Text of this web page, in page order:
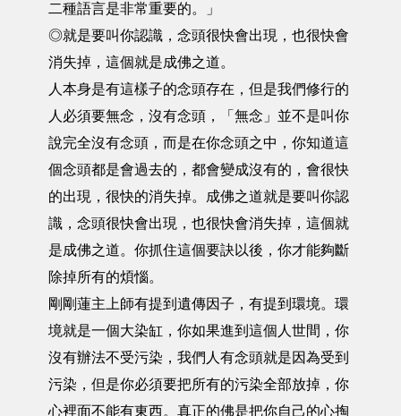
二種語言是非常重要的。」
◎就是要叫你認識，念頭很快會出現，也很快會
消失掉，這個就是成佛之道。
人本身是有這樣子的念頭存在，但是我們修行的
人必須要無念，沒有念頭，「無念」並不是叫你
說完全沒有念頭，而是在你念頭之中，你知道這
個念頭都是會過去的，都會變成沒有的，會很快
的出現，很快的消失掉。成佛之道就是要叫你認
識，念頭很快會出現，也很快會消失掉，這個就
是成佛之道。你抓住這個要訣以後，你才能夠斷
除掉所有的煩惱。
剛剛蓮主上師有提到遺傳因子，有提到環境。環
境就是一個大染缸，你如果進到這個人世間，你
沒有辦法不受污染，我們人有念頭就是因為受到
污染，但是你必須要把所有的污染全部放掉，你
心裡面不能有東西。真正的佛是把你自己的心掏